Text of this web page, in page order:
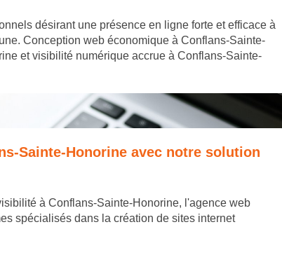
désirant une présence en ligne forte et efficace à
Conception web économique à Conflans-Sainte-
et visibilité numérique accrue à Conflans-Sainte-
Sainte-Honorine avec notre solution
à Conflans-Sainte-Honorine, l'agence web
spécialisés dans la création de sites internet